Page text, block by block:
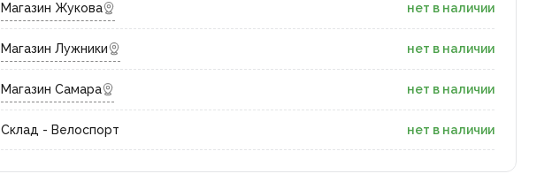
Магазин Жукова нет в наличии
Магазин Лужники нет в наличии
Магазин Самара нет в наличии
Склад - Велоспорт нет в наличии